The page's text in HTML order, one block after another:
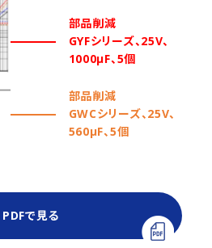
部品削減
GYFシリーズ、25V、
1000µF、5個
部品削減
GWCシリーズ、25V、
560µF、5個
PDFで見る